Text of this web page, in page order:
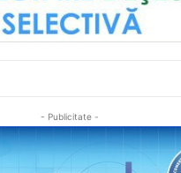
- Publicitate -